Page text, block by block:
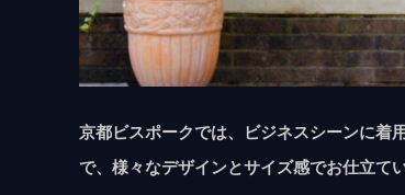
京都ビスポークでは、ビジネスシーンに着
で、様々なデザインとサイズ感でお仕立て